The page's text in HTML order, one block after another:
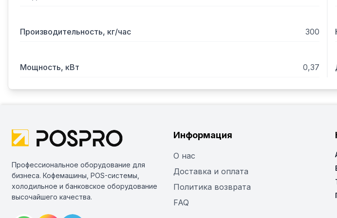
Производительность, кг/час 300
Мощность, кВт 0,37
Профессиональное оборудование для
бизнеса. Кофемашины, POS-системы,
холодильное и банковское оборудование
высочайшего качества.
Информация
О нас
Доставка и оплата
Политика возврата
FAQ